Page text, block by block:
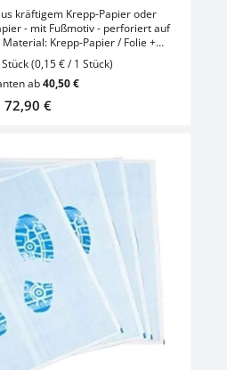
kräftigem Krepp-Papier oder
- mit Fußmotiv - perforiert auf
380 x 500 mmRollenbreite:
VE = Rolle mit 250 bzw. 500
Karton mit 500 Stück
(0,15 € / 1 Stück)
ab40,50 €
Regulärer Preis:
72,90 €